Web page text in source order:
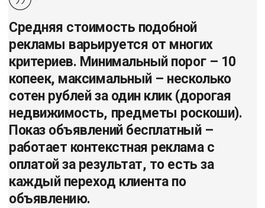
Средняя стоимость подобной
рекламы варьируется от многих
критериев. Минимальный порог – 10
копеек, максимальный – несколько
сотен рублей за один клик (дорогая
недвижимость, предметы роскоши).
Показ объявлений бесплатный –
работает контекстная реклама с
оплатой за результат, то есть за
каждый переход клиента по
объявлению.